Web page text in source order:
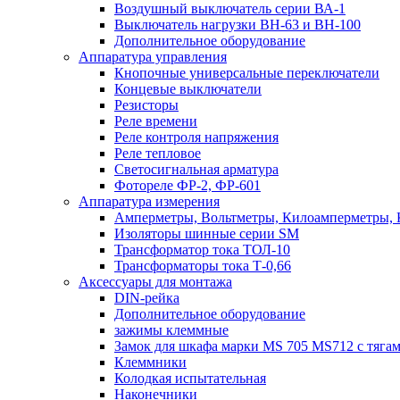
Воздушный выключатель серии ВА-1
Выключатель нагрузки ВН-63 и ВН-100
Дополнительное оборудование
Аппаратура управления
Кнопочные универсальные переключатели
Концевые выключатели
Резисторы
Реле времени
Реле контроля напряжения
Реле тепловое
Светосигнальная арматура
Фотореле ФР-2, ФР-601
Аппаратура измерения
Амперметры, Вольтметры, Килоамперметры,
Изоляторы шинные серии SM
Трансформатор тока ТОЛ-10
Трансформаторы тока Т-0,66
Аксессуары для монтажа
DIN-рейка
Дополнительное оборудование
зажимы клеммные
Замок для шкафа марки MS 705 MS712 с
Клеммники
Колодкая испытательная
Наконечники